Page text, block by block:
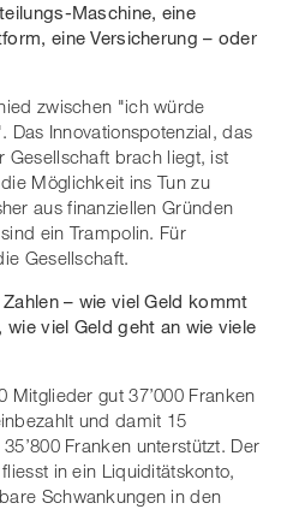
Maschine, eine
eine Versicherung – oder
zwischen "ich würde
Innovationspotenzial, das
Gesellschaft brach liegt, ist
Möglichkeit ins Tun zu
aus finanziellen Gründen
ein Trampolin. Für
Gesellschaft.
– wie viel Geld kommt
viel Geld geht an wie viele
Mitglieder gut 37’000 Franken
und damit 15
Franken unterstützt. Der
in ein Liquiditätskonto,
Schwankungen in den